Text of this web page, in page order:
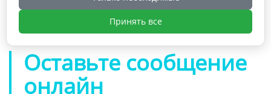
подарочная коробка с выдвижным ящиком
Следующая статья: Фирменная подарочная
коробка для помады, фирменная
косметическая коробка, подарочные
коробки с печатью, складная
косметическая бумага для набора блесков
для губ

Оставьте сообщение
онлайн
Принять все